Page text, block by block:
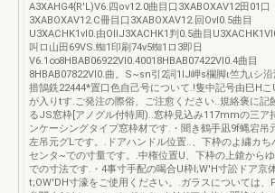
A3XAHG4{R'L)V6.四ov12.0曲目口3XABOXAV12田01口
3XABOXAV12.C冊目口3XABOXAV12.回Ovl0.5曲目
U3XACHK1vl0.由OllJ3XACHK1判0.5曲目
叫ロ山田69VS.蜘1印刷74v5蜘1ロ3即日
V6.1∞8HBAB06922Vl0.40018HBAB07422Vl0.4曲目
8HBAB07822Vl0.曲。S~sn引2詞1IJ岬s欄脚ι竺九ιシ
措鵠銑22444*置口色自己号について.!隻中記号由巳Hこ
が入りtす.ご発注の際俗、ご注愈ください..規絡褒に記
るJS窓枠[アノグル付特周)..窓枠見込み117mmの三ア
ンケーシングタイプ窓枠材です.・聞き鶴手凪9f蝿宕吊
左吊元グLです。.ドアハンドル位置..、下枠のよ繍カち
センタ~での寸量です。.中権位置U、下枠の上鎗から
での寸法です.・4事寸手配の喝合U枠I;W'H寸訟ドア京
t;OW'DH寸濠をご使用ください。.ガラスについては、